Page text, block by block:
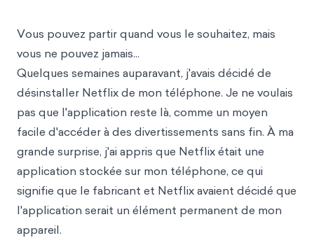
Vous pouvez partir quand vous le souhaitez, mais
vous ne pouvez jamais...
Quelques semaines auparavant, j'avais décidé de
désinstaller Netflix de mon téléphone. Je ne voulais
pas que l'application reste là, comme un moyen
facile d'accéder à des divertissements sans fin. À ma
grande surprise, j'ai appris que Netflix était une
application stockée sur mon téléphone, ce qui
signifie que le fabricant et Netflix avaient décidé que
l'application serait un élément permanent de mon
appareil.